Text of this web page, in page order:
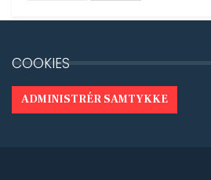
COOKIES
ADMINISTRÉR SAMTYKKE